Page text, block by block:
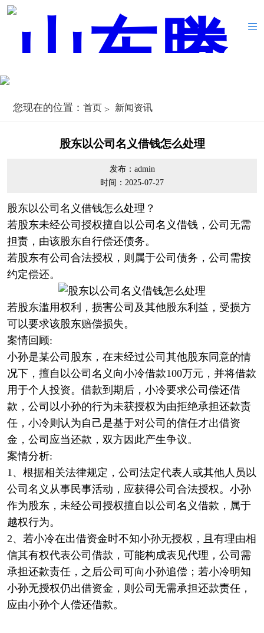
您现在的位置： 首页 新闻资讯
股东以公司名义借钱怎么处理
发布：admin
时间：2025-07-27
股东以公司名义借钱怎么处理？
若股东未经公司授权擅自以公司名义借钱，公司无需
担责，由该股东自行偿还债务。
若股东有公司合法授权，则属于公司债务，公司需按
约定偿还。
若股东滥用权利，损害公司及其他股东利益，受损方
可以要求该股东赔偿损失。
案情回顾:
小孙是某公司股东，在未经过公司其他股东同意的情
况下，擅自以公司名义向小冷借款100万元，并将借款
用于个人投资。借款到期后，小冷要求公司偿还借
款，公司以小孙的行为未获授权为由拒绝承担还款责
任，小冷则认为自己是基于对公司的信任才出借资
金，公司应当还款，双方因此产生争议。
案情分析:
1、根据相关法律规定，公司法定代表人或其他人员以
公司名义从事民事活动，应获得公司合法授权。小孙
作为股东，未经公司授权擅自以公司名义借款，属于
越权行为。
2、若小冷在出借资金时不知小孙无授权，且有理由相
信其有权代表公司借款，可能构成表见代理，公司需
承担还款责任，之后公司可向小孙追偿；若小冷明知
小孙无授权仍出借资金，则公司无需承担还款责任，
应由小孙个人偿还借款。